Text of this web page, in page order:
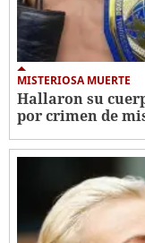
MISTERIOSA MUERTE
Hallaron su
por crimen de